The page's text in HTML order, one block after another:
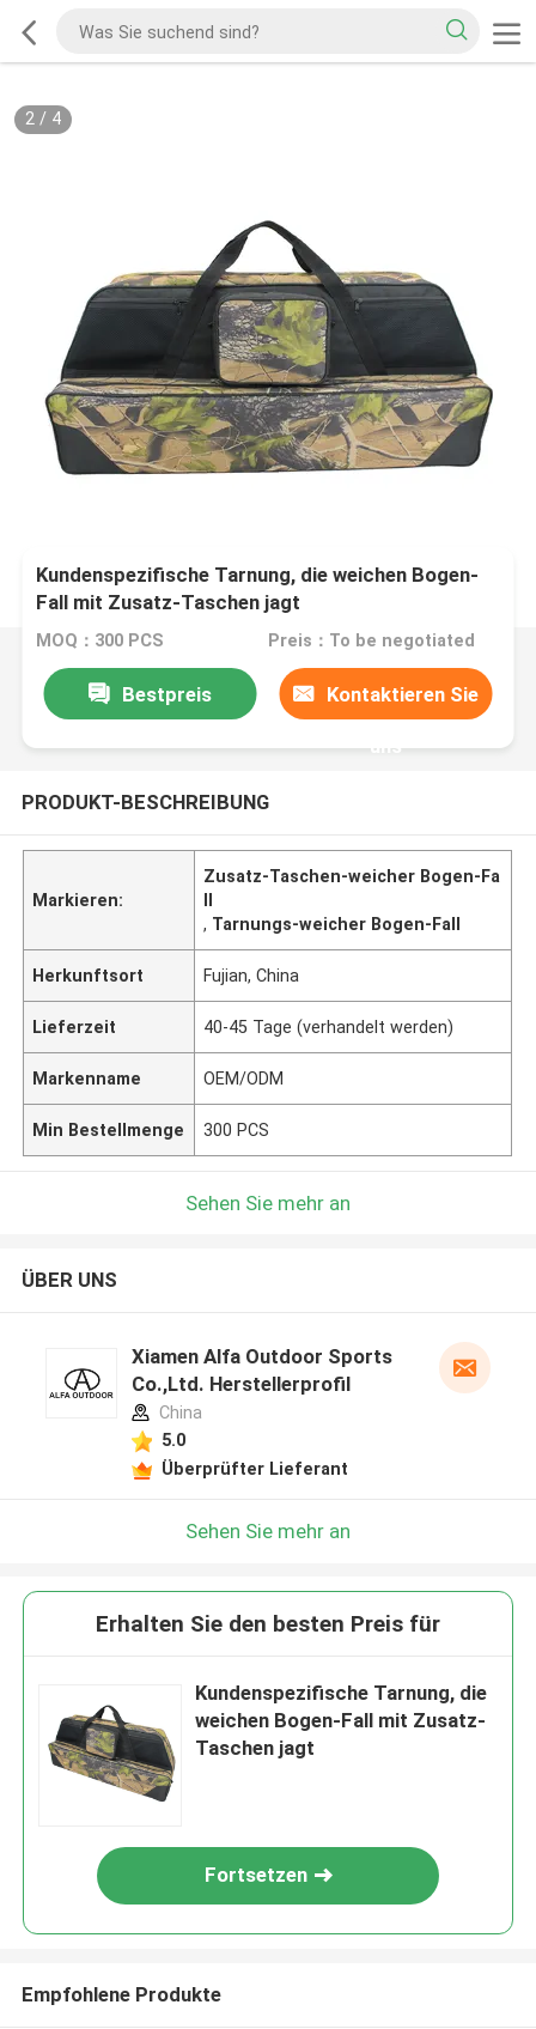
2/ 4
Kundenspezifische Tarnung, die weichen Bogen-
Fall mit Zusatz-Taschen jagt
MOQ：300 PCS Preis：To be negotiated
Bestpreis Kontaktieren Sie
uns
PRODUKT-BESCHREIBUNG
Markieren:
Zusatz-Taschen-weicher Bogen-Fa
ll
, Tarnungs-weicher Bogen-Fall
Herkunftsort Fujian, China
Lieferzeit 40-45 Tage (verhandelt werden)
Markenname OEM/ODM
Min Bestellmenge 300 PCS
Sehen Sie mehr an
ÜBER UNS
Xiamen Alfa Outdoor Sports
Co.,Ltd. Herstellerprofil
China
5.0
Überprüfter Lieferant
Sehen Sie mehr an
Erhalten Sie den besten Preis für
Kundenspezifische Tarnung, die
weichen Bogen-Fall mit Zusatz-
Taschen jagt
Fortsetzen
Empfohlene Produkte